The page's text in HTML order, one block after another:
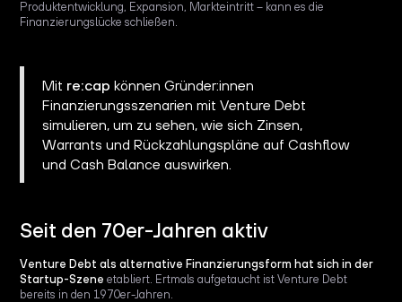
Produktentwicklung, Expansion, Markteintritt – kann es die
Finanzierungslücke schließen.
Mit re:cap können Gründer:innen
Finanzierungsszenarien mit Venture Debt
simulieren, um zu sehen, wie sich Zinsen,
Warrants und Rückzahlungspläne auf Cashflow
und Cash Balance auswirken.
Seit den 70er-Jahren aktiv
Venture Debt als alternative Finanzierungsform hat sich in der
Startup-Szene etabliert. Ertmals aufgetaucht ist Venture Debt
bereits in den 1970er-Jahren.